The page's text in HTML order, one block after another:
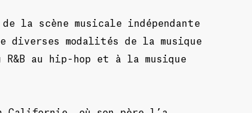
la scène musicale indépendante
diverses modalités de la musique
au hip-hop et à la musique